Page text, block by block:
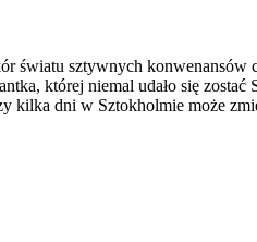
światu sztywnych konwenansów
której niemal udało się zostać
kilka dni w Sztokholmie może